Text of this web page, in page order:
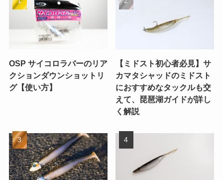
OSP サイコロラバーのリア
クションダウンショットリ
グ【使い方】
【ミドスト初心者必見】サ
カマタシャッドのミドスト
におすすめなタックルも交
えて、琵琶湖ガイドが詳し
く解説